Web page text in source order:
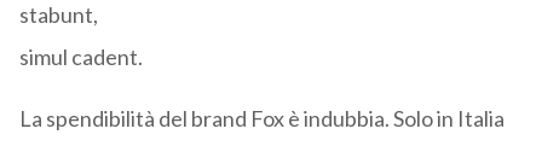
stabunt,
simul cadent.
La spendibilità del brand Fox è indubbia. Solo in Italia